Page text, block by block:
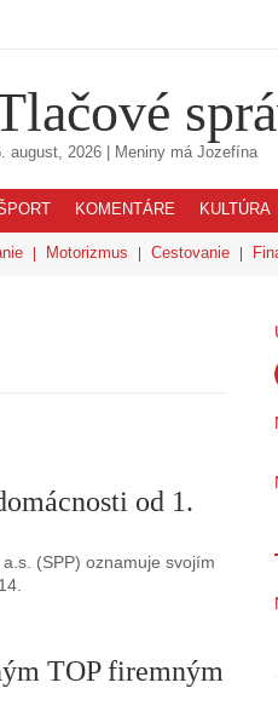
august, 2026| Meniny má Jozefína
KOMENTÁRE KULTÚRA
Motorizmus Cestovanie
od 1.
(SPP) oznamuje svojím
TOP firemným